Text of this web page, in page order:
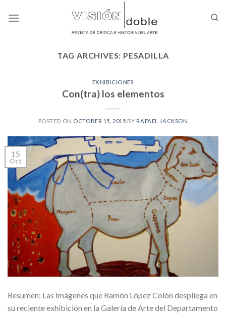
TAG ARCHIVES: PESADILLA
EXHIBICIONES
Con(tra) los elementos
POSTED ON OCTOBER 15, 2015 BY RAFAEL JACKSON
15
Oct
Resumen: Las imágenes que Ramón López Colón despliega en
su reciente exhibición en la Galería de Arte del Departamento